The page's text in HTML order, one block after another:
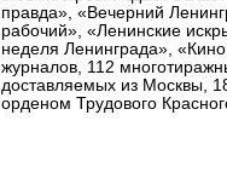
правда», «Вечерний
рабочий», «Ленинские
неделя Ленинграда»,
журналов, 112
доставляемых из Москвы,
орденом Трудового